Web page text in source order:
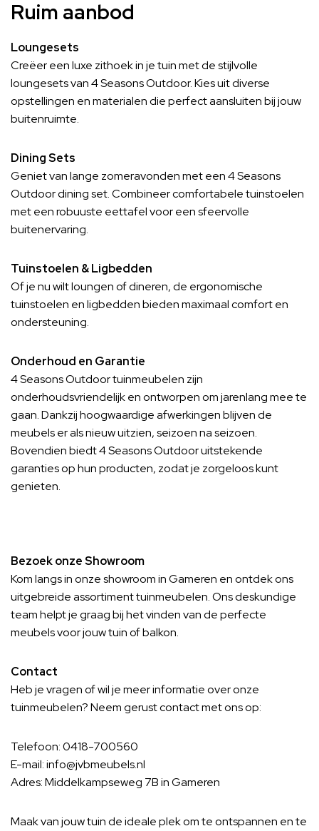
Ruim aanbod
Loungesets
Creëer een luxe zithoek in je tuin met de stijlvolle
loungesets van 4 Seasons Outdoor. Kies uit diverse
opstellingen en materialen die perfect aansluiten bij jouw
buitenruimte.
Dining Sets
Geniet van lange zomeravonden met een 4 Seasons
Outdoor dining set. Combineer comfortabele tuinstoelen
met een robuuste eettafel voor een sfeervolle
buitenervaring.
Tuinstoelen & Ligbedden
Of je nu wilt loungen of dineren, de ergonomische
tuinstoelen en ligbedden bieden maximaal comfort en
ondersteuning.
Onderhoud en Garantie
4 Seasons Outdoor tuinmeubelen zijn
onderhoudsvriendelijk en ontworpen om jarenlang mee te
gaan. Dankzij hoogwaardige afwerkingen blijven de
meubels er als nieuw uitzien, seizoen na seizoen.
Bovendien biedt 4 Seasons Outdoor uitstekende
garanties op hun producten, zodat je zorgeloos kunt
genieten.
Bezoek onze Showroom
Kom langs in onze showroom in Gameren en ontdek ons
uitgebreide assortiment tuinmeubelen. Ons deskundige
team helpt je graag bij het vinden van de perfecte
meubels voor jouw tuin of balkon.
Contact
Heb je vragen of wil je meer informatie over onze
tuinmeubelen? Neem gerust contact met ons op:
Telefoon: 0418-700560
E-mail: info@jvbmeubels.nl
Adres: Middelkampseweg 7B in Gameren
Maak van jouw tuin de ideale plek om te ontspannen en te